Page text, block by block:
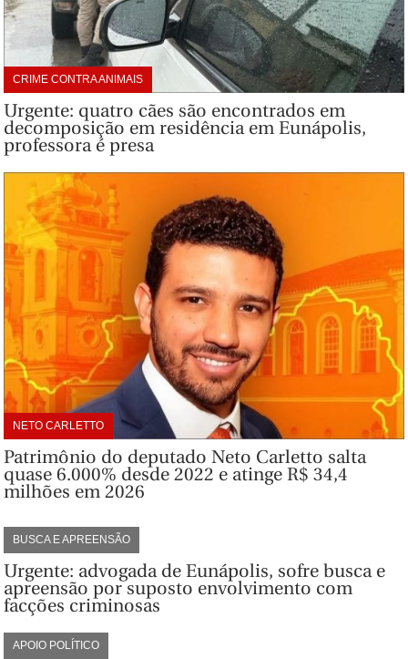
CRIME CONTRA ANIMAIS
Urgente: quatro cães são encontrados em
decomposição em residência em Eunápolis,
professora é presa
NETO CARLETTO
Patrimônio do deputado Neto Carletto salta
quase 6.000% desde 2022 e atinge R$ 34,4
milhões em 2026
BUSCA E APREENSÃO
Urgente: advogada de Eunápolis, sofre busca e
apreensão por suposto envolvimento com
facções criminosas
APOIO POLÍTICO